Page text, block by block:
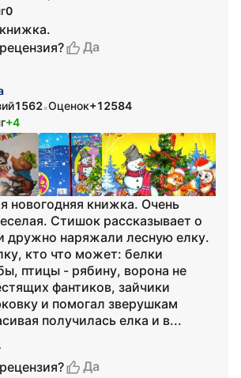
0
Да
1562•Оценок+12584
+4
новогодняя книжка. Очень
Стишок рассказывает о
дружно наряжали лесную елку.
кто что может: белки
птицы - рябину, ворона не
фантиков, зайчики
и помогал зверушкам
получилась елка и в...
Да